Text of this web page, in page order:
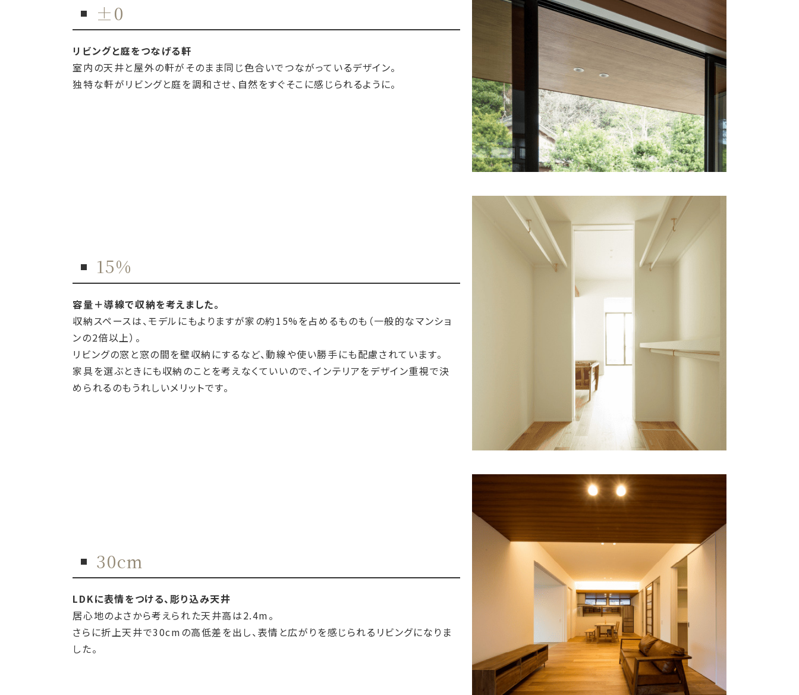
±0
リビングと庭をつなげる軒
室内の天井と屋外の軒がそのまま同じ色合いでつながっているデザイン。
独特な軒がリビングと庭を調和させ、自然をすぐそこに感じられるように。
15%
容量＋導線で収納を考えました。
収納スペースは、モデルにもよりますが家の約15%を占めるものも（一般的なマンショ
ンの2倍以上）。
リビングの窓と窓の間を壁収納にするなど、動線や使い勝手にも配慮されています。
家具を選ぶときにも収納のことを考えなくていいので、インテリアをデザイン重視で決
められるのもうれしいメリットです。
30cm
LDKに表情をつける、彫り込み天井
居心地のよさから考えられた天井高は2.4m。
さらに折上天井で30cmの高低差を出し、表情と広がりを感じられるリビングになりま
した。